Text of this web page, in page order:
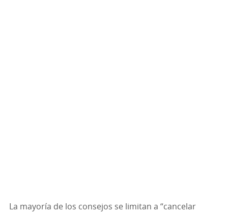
La mayoría de los consejos se limitan a “cancelar